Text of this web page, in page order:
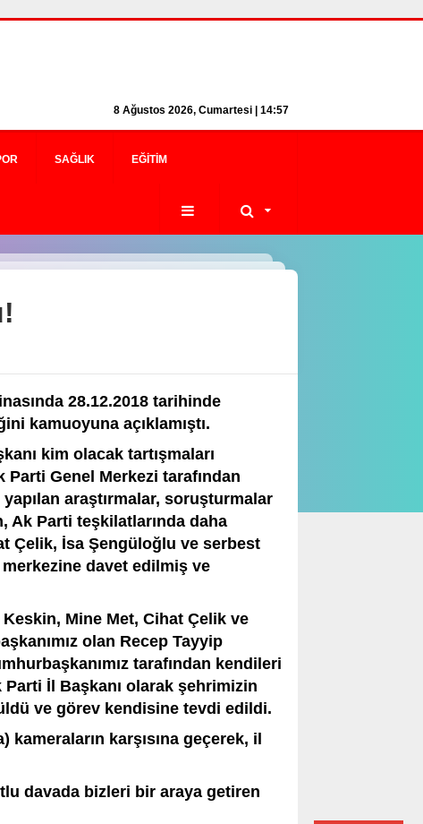
8 Ağustos 2026, Cumartesi | 14:57
SAĞLIK EĞITIM
28.12.2018 tarihinde
kamuoyuna açıklamıştı.
kim olacak tartışmaları
Parti Genel Merkezi tarafından
araştırmalar, soruşturmalar
Ak Parti teşkilatlarında daha
Çelik, İsa Şengüloğlu ve serbest
davet edilmiş ve
Mine Met, Cihat Çelik ve
olan Recep Tayyip
tarafından kendileri
İl Başkanı olarak şehrimizin
ve görev kendisine tevdi edildi.
karşısına geçerek, il
davada bizleri bir araya getiren